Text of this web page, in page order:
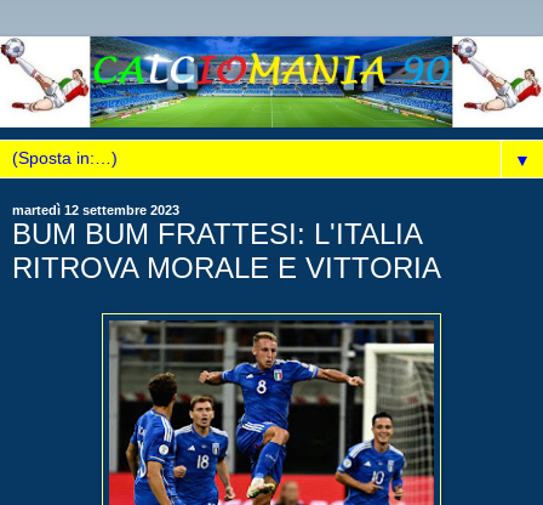
▼
martedì 12 settembre 2023
BUM BUM FRATTESI: L'ITALIA
RITROVA MORALE E VITTORIA